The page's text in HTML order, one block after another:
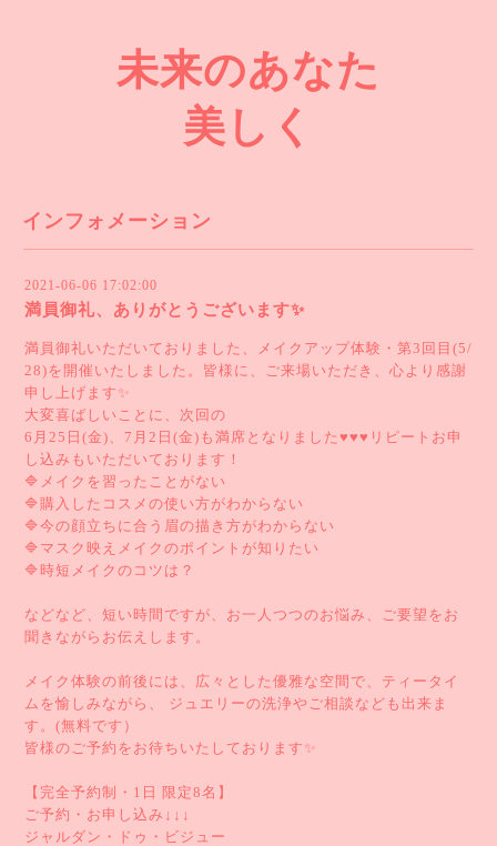
未来のあなた
美しく
インフォメーション
2021-06-06 17:02:00
満員御礼、ありがとうございます✨
満員御礼いただいておりました、メイクアップ体験・第3回目(5/
28)を開催いたしました。皆様に、ご来場いただき、心より感謝
申し上げます✨
大変喜ばしいことに、次回の
6月25日(金)、7月2日(金)も満席となりました♥️♥️♥️リピートお申
し込みもいただいております！
🔷メイクを習ったことがない
🔷購入したコスメの使い方がわからない
🔷今の顔立ちに合う眉の描き方がわからない
🔷マスク映えメイクのポイントが知りたい
🔷時短メイクのコツは？
などなど、短い時間ですが、お一人つつのお悩み、ご要望をお
聞きながらお伝えします。
メイク体験の前後には、広々とした優雅な空間で、ティータイ
ムを愉しみながら、 ジュエリーの洗浄やご相談なども出来ま
す。(無料です）
皆様のご予約をお待ちいたしております✨
【完全予約制・1日 限定8名】
ご予約・お申し込み↓↓↓
ジャルダン・ドゥ・ビジュー